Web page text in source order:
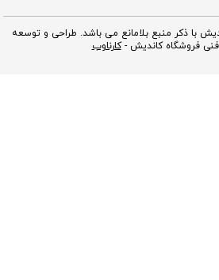
با ذکر منبع بلامانع می باشد. طراحی و توسعه
فروشگاه کاندیش -کارناوب